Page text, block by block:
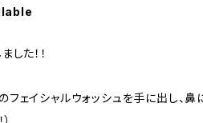
した！！
ェイシャルウォッシュを手に出し、鼻